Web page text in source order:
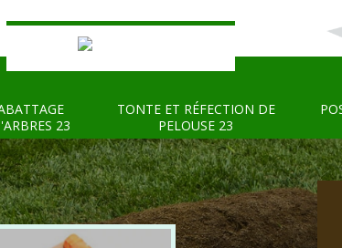
23
TONTE ET RÉFECTION DE
PELOUSE 23